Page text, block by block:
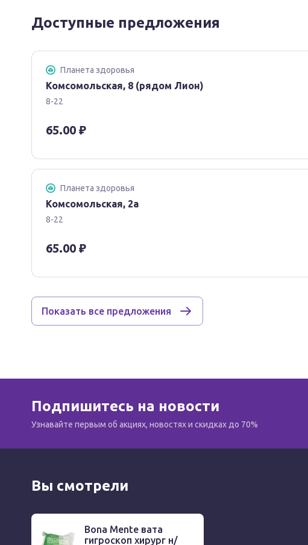
Доступные предложения
Планета здоровья
Комсомольская, 8 (рядом Лион)
8-22
65.00 ₽
Планета здоровья
Комсомольская, 2а
8-22
65.00 ₽
Показать все предложения
Подпишитесь на новости
Узнавайте первым об акциях, новостях и скидках до 70%
Вы смотрели
Bona Mente вата
гигроскоп хирург н/